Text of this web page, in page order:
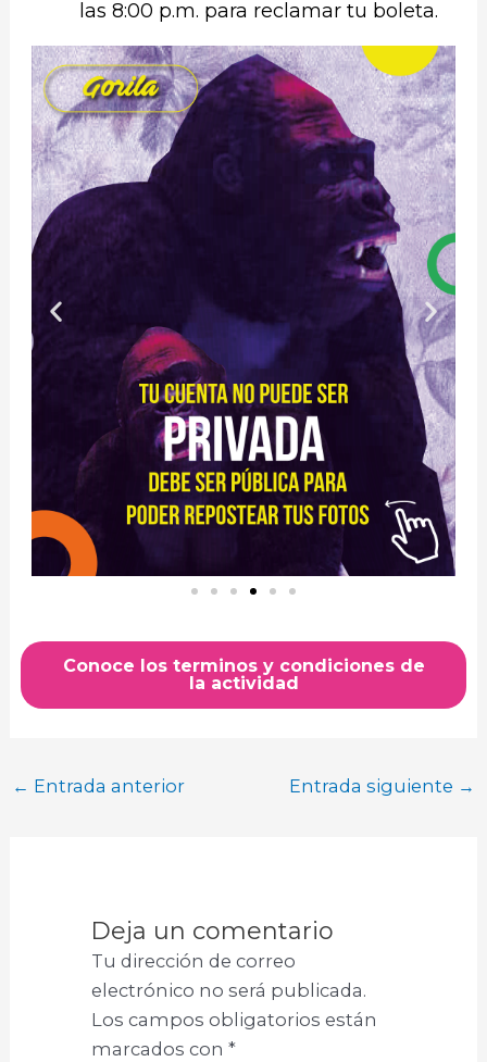
las 8:00 p.m. para reclamar tu boleta.
Conoce los terminos y condiciones de
la actividad
← Entrada anterior Entrada siguiente →
Deja un comentario
Tu dirección de correo
electrónico no será publicada.
Los campos obligatorios están
marcados con *